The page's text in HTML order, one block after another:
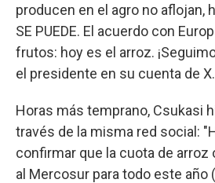
producen en el agro no aflojan,
SE PUEDE. El acuerdo con
frutos: hoy es el arroz.
el presidente en su cuenta de X.
Horas más temprano, Csukasi
través de la misma red social:
confirmar que la cuota de arroz
al Mercosur para todo este año